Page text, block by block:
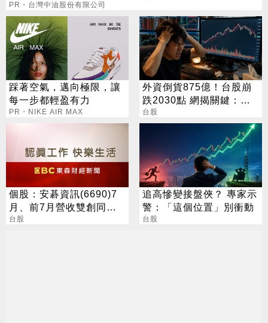
PR・台灣中油股份有限公司
踩著空氣，邁向極限，讓
每一步都輕盈有力
PR・NIKE AIR MAX
外資倒貨875億！台股崩
跌2030點 網揭關鍵：沒
人接
台股
個股：安碁資訊(6690)7
月、前7月營收雙創同期
高點，本月再奪兩大資安
台股
追高慘變接盤俠？ 專家示
警：「這個位置」別衝動
台股